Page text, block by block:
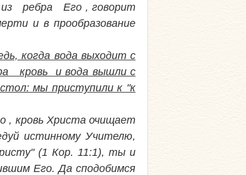
из ребра Его , говорит
и в прообразование
когда вода выходит с
кровь и вода вышли с
мы приступили к "к
, кровь Христа очищает
истинному Учителю,
(1 Кор. 11:1), ты и
Его. Да сподобимся